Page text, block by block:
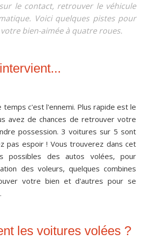
le contact, retrouver le véhicule
Voici quelques pistes pour
bien-aimée à quatre roues.
temps c'est l'ennemi. Plus rapide est le
avez de chances de retrouver votre
possession. 3 voitures sur 5 sont
pas espoir ! Vous trouverez dans cet
possibles des autos volées, pour
des voleurs, quelques combines
votre bien et d'autres pour se
les voitures volées ?